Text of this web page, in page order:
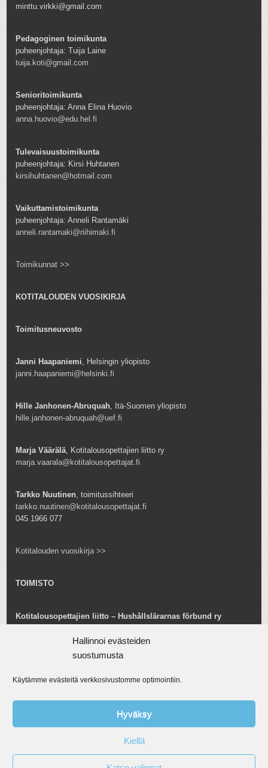
Hallinnoi evästeiden
suostumusta
Käytämme evästeitä verkkosivustomme optimointiin.
Hyväksy
Kiellä
minttu.virkki@gmail.com
Pedagoginen toimikunta
puheenjohtaja: Tuija Laine
tuija.koti@gmail.com
Senioritoimikunta
puheenjohtaja: Anna Elina Huovio
anna.huovio@edu.hel.fi
Tulevaisuustoimikunta
puheenjohtaja: Kirsi Huhtanen
kirsihuhtanen@hotmail.com
Vaikuttamistoimikunta
puheenjohtaja: Anneli Rantamäki
anneli.rantamaki@riihimaki.fi
Toimikunnat >>
KOTITALOUDEN VUOSIKIRJA
Toimitusneuvosto
Janni Haapaniemi , Helsingin yliopisto
janni.haapaniemi@helsinki.fi
Hille Janhonen-Abruquah, Itä-Suomen yliopisto
hille.janhonen-abruquah@uef.fi
Marja Väärälä, Kotitalousopettajien liitto ry
marja.vaarala@kotitalousopettajat.fi
Tarkko Nuutinen, toimitussihteeri
tarkko.nuutinen@kotitalousopettajat.fi
045 1966 077
Kotitalouden vuosikirja >>
TOIMISTO
Kotitalousopettajien liitto – Hushållslärarnas förbund ry
toimisto@kotitalousopettajat.fi
Tarkko Nuutinen
© Kotitalousopettajien liitto ry. Aineiston kaupallinen ja taloudellinen